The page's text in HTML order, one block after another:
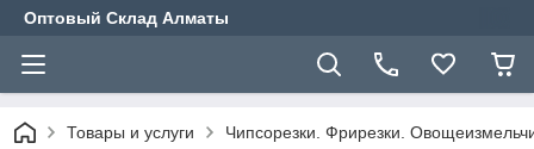
Оптовый Склад Алматы
Товары и услуги Чипсорезки. Фрирезки.